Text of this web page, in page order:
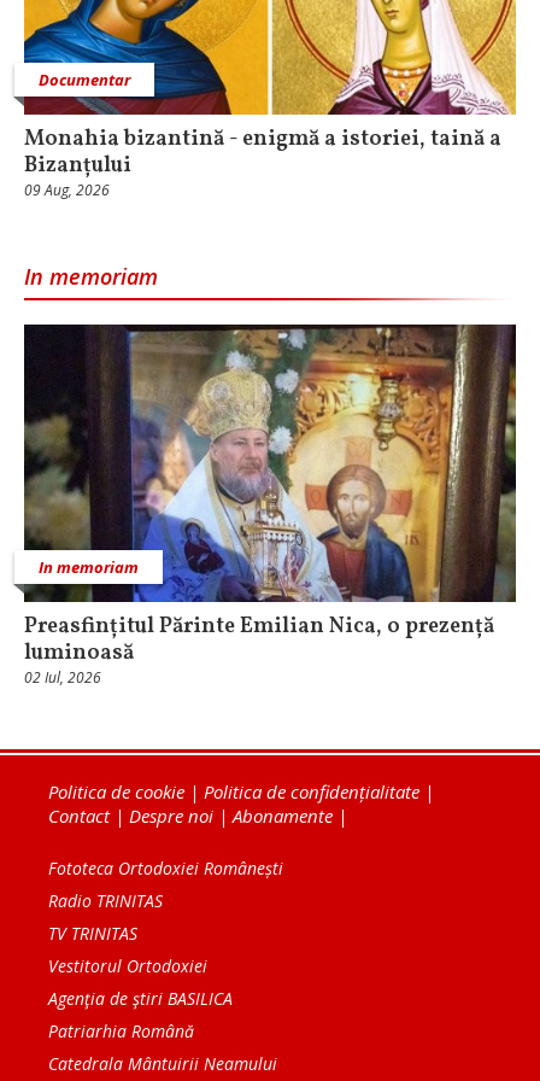
Documentar
Monahia bizantină - enigmă a istoriei, taină a
Bizanțului
09 Aug, 2026
In memoriam
In memoriam
Preasfințitul Părinte Emilian Nica, o prezență
luminoasă
02 Iul, 2026
Politica de cookie | Politica de confidențialitate |
Contact| Despre noi | Abonamente |
Fototeca Ortodoxiei Românești
Radio TRINITAS
TV TRINITAS
Vestitorul Ortodoxiei
Agenţia de ştiri BASILICA
Patriarhia Română
Catedrala Mântuirii Neamului